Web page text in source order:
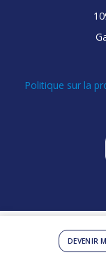
DEVENIR
Politique sur la